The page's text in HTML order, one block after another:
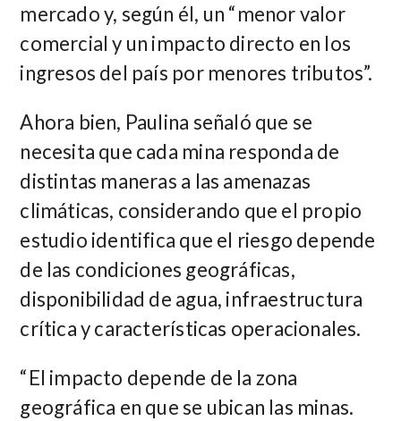
mercado y, según él, un “menor valor
comercial y un impacto directo en los
ingresos del país por menores tributos”.
Ahora bien, Paulina señaló que se
necesita que cada mina responda de
distintas maneras a las amenazas
climáticas, considerando que el propio
estudio identifica que el riesgo depende
de las condiciones geográficas,
disponibilidad de agua, infraestructura
crítica y características operacionales.
“El impacto depende de la zona
geográfica en que se ubican las minas.